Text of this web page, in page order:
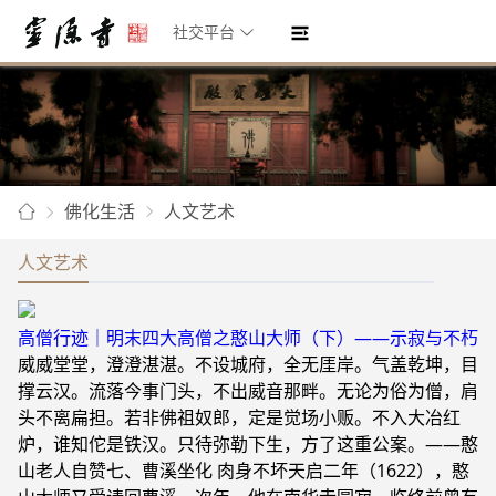
社交平台
佛化生活 人文艺术
人文艺术
高僧行迹｜明末四大高僧之憨山大师（下）——示寂与不朽
威威堂堂，澄澄湛湛。不设城府，全无厓岸。气盖乾坤，目
撑云汉。流落今事门头，不出威音那畔。无论为俗为僧，肩
头不离扁担。若非佛祖奴郎，定是觉场小贩。不入大冶红
炉，谁知佗是铁汉。只待弥勒下生，方了这重公案。——憨
山老人自赞七、曹溪坐化 肉身不坏天启二年（1622），憨